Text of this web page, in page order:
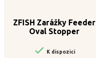
ZFISH Zarážky Feeder
Oval Stopper
 K dispozici